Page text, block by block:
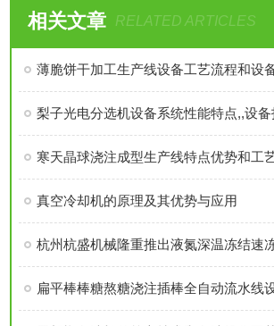
相关文章 RELATED ARTICLES
寒天晶球浇注成型生产线特点优势和工
真空冷却机的原理及其优势与应用
杭州杭盛机械隆重推出液氮深温冻结速